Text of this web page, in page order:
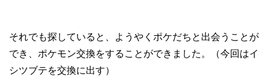
それでも探していると、ようやくポケだちと出会うことが
でき、ポケモン交換をすることができました。（今回はイ
シツブテを交換に出す）